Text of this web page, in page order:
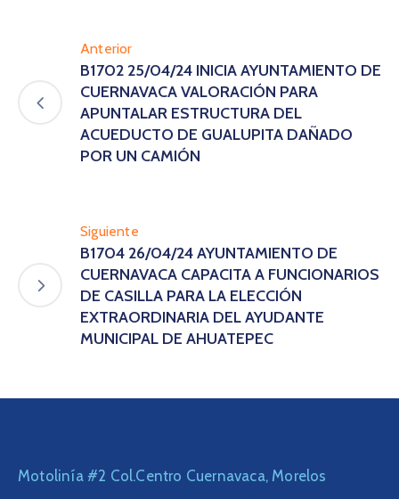
Anterior
B1702 25/04/24 INICIA AYUNTAMIENTO DE
CUERNAVACA VALORACIÓN PARA
APUNTALAR ESTRUCTURA DEL
ACUEDUCTO DE GUALUPITA DAÑADO
POR UN CAMIÓN
Siguiente
B1704 26/04/24 AYUNTAMIENTO DE
CUERNAVACA CAPACITA A FUNCIONARIOS
DE CASILLA PARA LA ELECCIÓN
EXTRAORDINARIA DEL AYUDANTE
MUNICIPAL DE AHUATEPEC
Motolinía #2 Col.Centro Cuernavaca, Morelos